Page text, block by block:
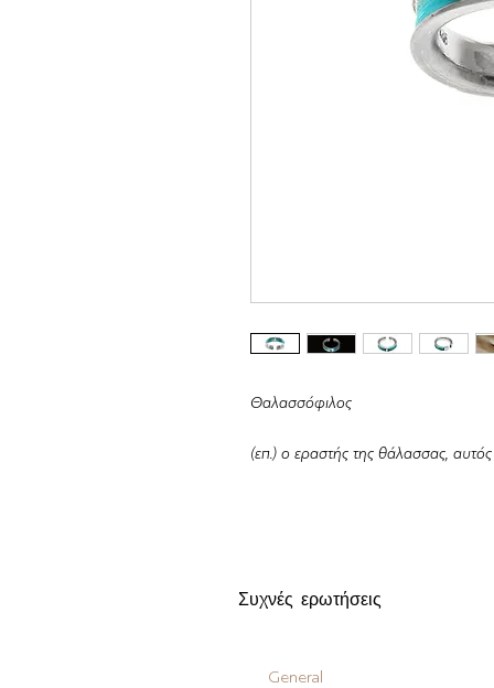
Θαλασσόφιλος
(επ.) ο εραστής της θάλασσας,
Συχνές ερωτήσεις
General